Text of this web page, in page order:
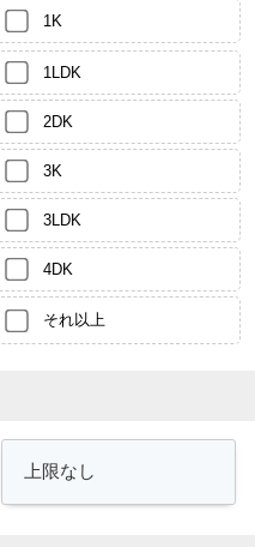
1K
1LDK
2DK
3K
3LDK
4DK
それ以上